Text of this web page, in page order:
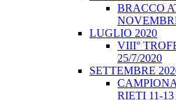
BRACCO
LUGLIO 2020
VIII°
25/7/2020
SETTEMBRE
RIETI 11-